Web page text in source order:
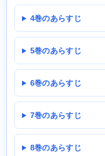
4巻のあらすじ
5巻のあらすじ
6巻のあらすじ
7巻のあらすじ
8巻のあらすじ